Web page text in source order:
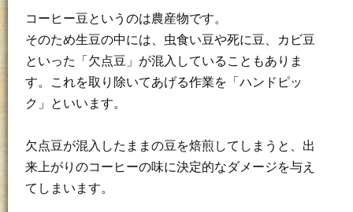
コーヒー豆というのは農産物です。
そのため生豆の中には、虫食い豆や死に豆、カビ豆
といった「欠点豆」が混入していることもありま
す。これを取り除いてあげる作業を「ハンドピッ
ク」といいます。
欠点豆が混入したままの豆を焙煎してしまうと、出
来上がりのコーヒーの味に決定的なダメージを与え
てしまいます。